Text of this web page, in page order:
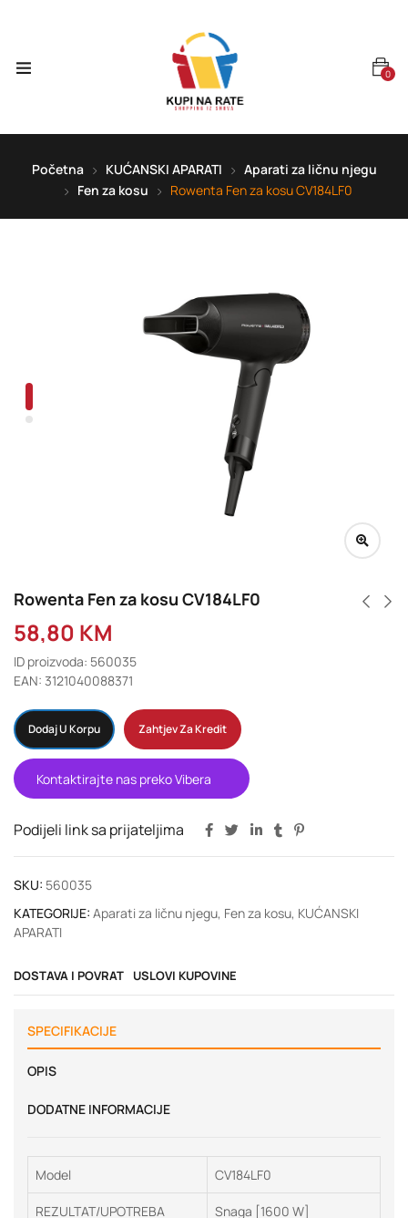
0
Početna KUĆANSKI APARATI
Aparati za ličnu njegu
Fen za kosu
Rowenta Fen za kosu CV184LF0
Rowenta Fen za kosu CV184LF0
58,80 KM
ID proizvoda: 560035
EAN: 3121040088371
Dodaj U Korpu Zahtjev Za Kredit
Kontaktirajte nas preko Vibera
Podijeli link sa prijateljima
SKU: 560035
KATEGORIJE: Aparati za ličnu njegu, Fen za kosu, KUĆANSKI
APARATI
DOSTAVA I POVRAT USLOVI KUPOVINE
SPECIFIKACIJE
OPIS
DODATNE INFORMACIJE
Model CV184LF0
REZULTAT/UPOTREBA
Snaga [1600 W]